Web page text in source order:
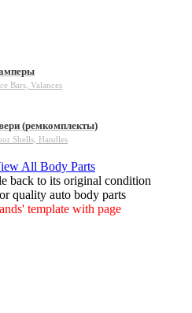
Bars, Valances
(ремкомплекты)
Shells, Handles
All Body Parts
back to its original condition
quality auto body parts
template with page